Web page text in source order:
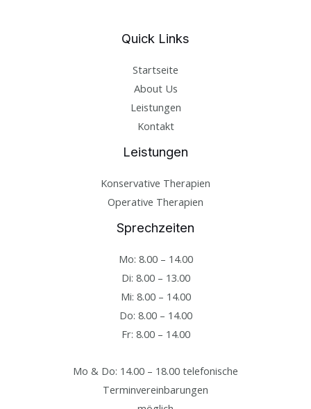
Quick Links
Startseite
About Us
Leistungen
Kontakt
Leistungen
Konservative Therapien
Operative Therapien
Sprechzeiten
Mo: 8.00 – 14.00
Di: 8.00 – 13.00
Mi: 8.00 – 14.00
Do: 8.00 – 14.00
Fr: 8.00 – 14.00
Mo & Do: 14.00 – 18.00 telefonische
Terminvereinbarungen